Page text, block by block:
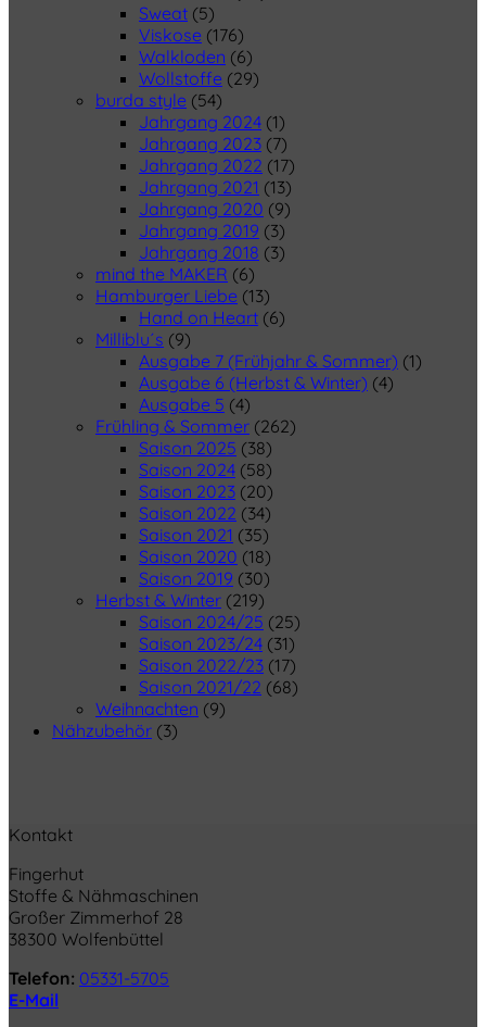
Sweat (5)
Viskose (176)
Walkloden (6)
Wollstoffe (29)
burda style (54)
Jahrgang 2024 (1)
Jahrgang 2023 (7)
Jahrgang 2022 (17)
Jahrgang 2021 (13)
Jahrgang 2020 (9)
Jahrgang 2019 (3)
Jahrgang 2018 (3)
mind the MAKER (6)
Hamburger Liebe (13)
Hand on Heart (6)
Milliblu´s (9)
Ausgabe 7 (Frühjahr & Sommer) (1)
Ausgabe 6 (Herbst & Winter) (4)
Ausgabe 5 (4)
Frühling & Sommer (262)
Saison 2025 (38)
Saison 2024 (58)
Saison 2023 (20)
Saison 2022 (34)
Saison 2021 (35)
Saison 2020 (18)
Saison 2019 (30)
Herbst & Winter (219)
Saison 2024/25 (25)
Saison 2023/24 (31)
Saison 2022/23 (17)
Saison 2021/22 (68)
Weihnachten (9)
Nähzubehör (3)
Kontakt
Fingerhut
Stoffe & Nähmaschinen
Großer Zimmerhof 28
38300 Wolfenbüttel
Telefon: 05331-5705
E-Mail